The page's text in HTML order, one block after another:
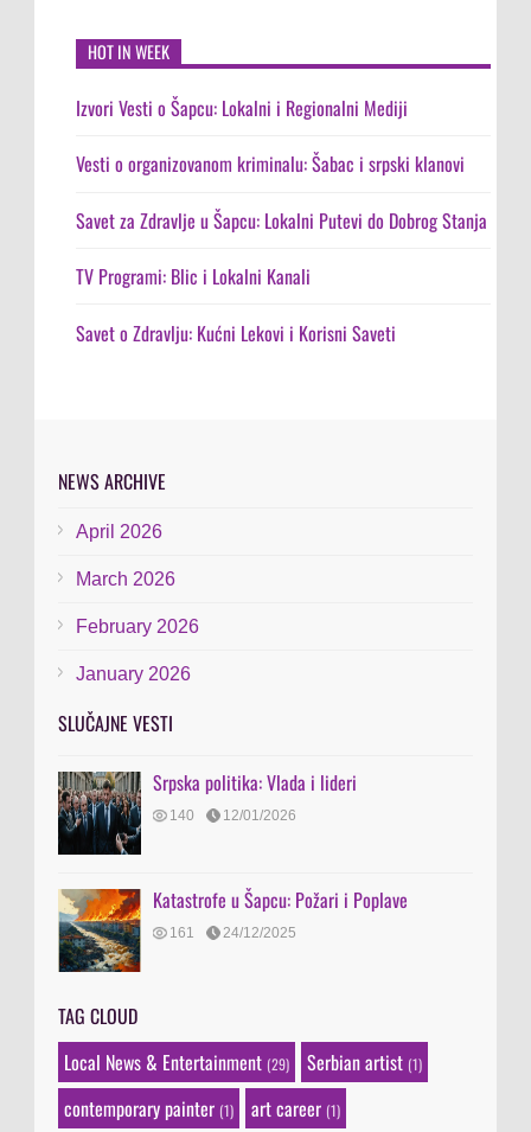
HOT IN WEEK
Izvori Vesti o Šapcu: Lokalni i Regionalni Mediji
Vesti o organizovanom kriminalu: Šabac i srpski klanovi
Savet za Zdravlje u Šapcu: Lokalni Putevi do Dobrog Stanja
TV Programi: Blic i Lokalni Kanali
Savet o Zdravlju: Kućni Lekovi i Korisni Saveti
NEWS ARCHIVE
April 2026
March 2026
February 2026
January 2026
SLUČAJNE VESTI
Srpska politika: Vlada i lideri
140 12/01/2026
Katastrofe u Šapcu: Požari i Poplave
161 24/12/2025
TAG CLOUD
Local News & Entertainment (29) Serbian artist (1)
contemporary painter (1) art career (1)